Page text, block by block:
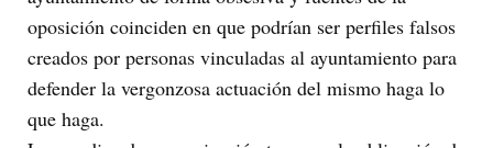
oposición coinciden en que podrían ser perfiles falsos
creados por personas vinculadas al ayuntamiento para
defender la vergonzosa actuación del mismo haga lo
que haga.